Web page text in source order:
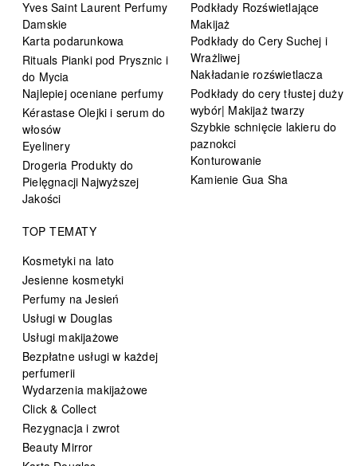
Yves Saint Laurent Perfumy
Damskie
Karta podarunkowa
Rituals Pianki pod Prysznic i
do Mycia
Najlepiej oceniane perfumy
Kérastase Olejki i serum do
włosów
Eyelinery
Drogeria Produkty do
Pielęgnacji Najwyższej
Jakości
Podkłady Rozświetlające
Makijaż
Podkłady do Cery Suchej i
Wrażliwej
Nakładanie rozświetlacza
Podkłady do cery tłustej duży
wybór| Makijaż twarzy
Szybkie schnięcie lakieru do
paznokci
Konturowanie
Kamienie Gua Sha
TOP TEMATY
Kosmetyki na lato
Jesienne kosmetyki
Perfumy na Jesień
Usługi w Douglas
Usługi makijażowe
Bezpłatne usługi w każdej
perfumerii
Wydarzenia makijażowe
Click & Collect
Rezygnacja i zwrot
Beauty Mirror